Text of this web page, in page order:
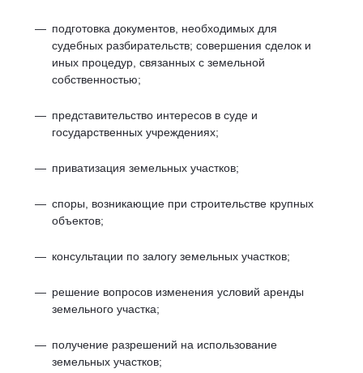
подготовка документов, необходимых для
судебных разбирательств; совершения сделок и
иных процедур, связанных с земельной
собственностью;
представительство интересов в суде и
государственных учреждениях;
приватизация земельных участков;
споры, возникающие при строительстве крупных
объектов;
консультации по залогу земельных участков;
решение вопросов изменения условий аренды
земельного участка;
получение разрешений на использование
земельных участков;